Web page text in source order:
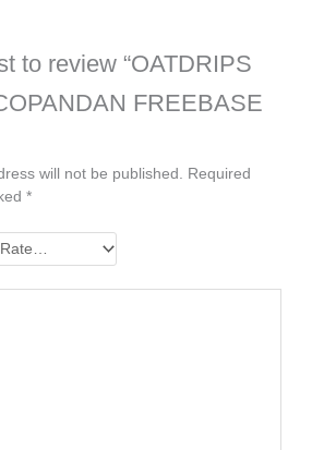
to review “OATDRIPS
FREEBASE
will not be published. Required
*